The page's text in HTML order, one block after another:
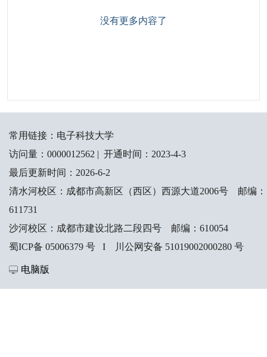
没有更多内容了
常用链接： 电子科技大学
访问量： 0000012562 | 开通时间： 2023-4-3
最后更新时间： 2026-6-2
清水河校区：成都市高新区（西区）西源大道2006号 邮编：
611731
沙河校区：成都市建设北路二段四号 邮编：610054
蜀ICP备 05006379 号 I 川公网安备 51019002000280 号
电脑版